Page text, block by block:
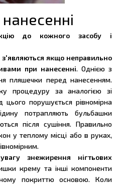
до кожного засобу і
якщо неправильно
при нанесенні. Однією з
пляшечки перед нанесенням.
процедуру за аналогією зі
цього порушується рівномірна
потрапляють бульбашки
після сушіння. Правильно
у теплому місці або в руках,
знежирення нігтьових
крему та інші компоненти
покриттю основою. Коли